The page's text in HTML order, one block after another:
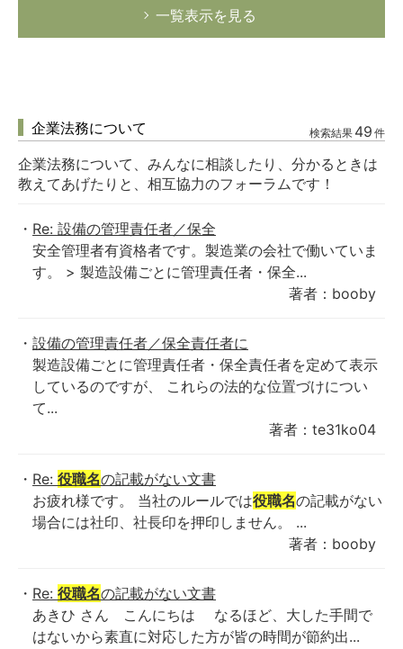
一覧表示を見る
企業法務について 検索結果 49 件
企業法務について、みんなに相談したり、分かるときは
教えてあげたりと、相互協力のフォーラムです！
Re: 設備の管理責任者／保全
安全管理者有資格者です。製造業の会社で働いていま
す。 > 製造設備ごとに管理責任者・保全...
著者：booby
設備の管理責任者／保全責任者に
製造設備ごとに管理責任者・保全責任者を定めて表示
しているのですが、 これらの法的な位置づけについ
て...
著者：te31ko04
Re: 役職名の記載がない文書
お疲れ様です。 当社のルールでは役職名の記載がない
場合には社印、社長印を押印しません。 ...
著者：booby
Re: 役職名の記載がない文書
あきひ さん こんにちは なるほど、大した手間で
はないから素直に対応した方が皆の時間が節約出...